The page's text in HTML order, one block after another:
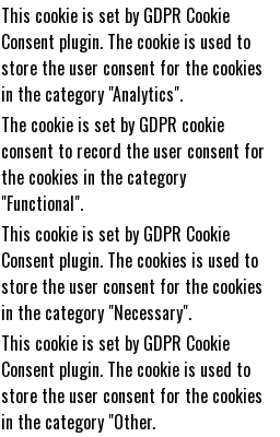
This cookie is set by GDPR Cookie
Consent plugin. The cookie is used to
store the user consent for the cookies
in the category "Analytics".
The cookie is set by GDPR cookie
consent to record the user consent for
the cookies in the category
"Functional".
This cookie is set by GDPR Cookie
Consent plugin. The cookies is used to
store the user consent for the cookies
in the category "Necessary".
This cookie is set by GDPR Cookie
Consent plugin. The cookie is used to
store the user consent for the cookies
in the category "Other.